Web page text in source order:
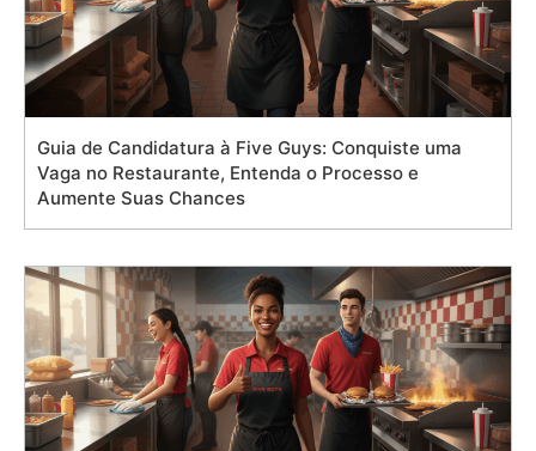
Guia de Candidatura à Five Guys: Conquiste uma
Vaga no Restaurante, Entenda o Processo e
Aumente Suas Chances